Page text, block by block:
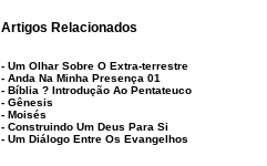
Artigos Relacionados
- Um Olhar Sobre O Extra-terrestre
- Anda Na Minha Presença 01
- Bíblia ? Introdução Ao Pentateuco
- Gênesis
- Moisés
- Construindo Um Deus Para Si
- Um Diálogo Entre Os Evangelhos